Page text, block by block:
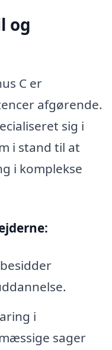
og
C er
afgørende.
sig i
i stand til at
i komplekse
i
sager